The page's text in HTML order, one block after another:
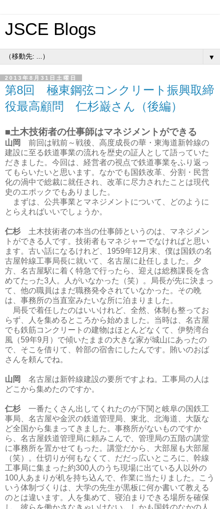
JSCE Blogs
▼
2013年8月31日土曜日
第8回 極東鋼弦コンクリート振興取締
役最高顧問 仁杉巌さん（後編）
■土木技術者の仕事師はマネジメントができる
山岡
前回は戦前～戦後、高度成長の華・東海道新幹線の
建設に至る鉄道事業の流れを歴史の証人として語っていた
だきました。今回は、経営者の視点で鉄道事業をふり返っ
てもらいたいと思います。なかでも国鉄改革、分割・民営
化の渦中で総裁に就任され、改革に尽力されたことは現代
史のエポックでもありました。
まずは、公共事業とマネジメントについて、どのように
とらえればいいでしょうか。
仁杉 土木技術者の本当の仕事師というのは、マネジメン
トができる人です。技術者もマネジャーでなければと思い
ます。古い話になるけれど、1959年12月末、僕は国鉄の名
古屋幹線工事局長に就いて、名古屋に赴任しました。夕
方、名古屋駅に着く特急で行ったら、迎えは総務課長を含
めてたった3人。人がいなかった（笑）。局長が先に決まっ
て、他の職員はまだ職務発令されていなかった。その晩
は、事務所の当直室みたいな所に泊まりました。
局長で着任したのはいいけれど、全然、体制も整ってお
らず、人を集めるところから始めました。当時は、名古屋
でも鉄筋コンクリートの建物はほとんどなくて、伊勢湾台
風（59年9月）で傾いたままの大きな家が城山にあったの
で、そこを借りて、幹部の宿舎にしたんです。賄いのおば
さんを頼んでね。
山岡
名古屋は新幹線建設の要所ですよね。工事局の人は
どこから集めたのですか。
仁杉 一番たくさん出してくれたのが下関と岐阜の国鉄工
事局、名古屋や金沢の鉄道管理局、東北、北海道、大阪な
ど全国から集まってきました。事務所がないものですか
ら、名古屋鉄道管理局に頼みこんで、管理局の五階の講堂
に事務所を置かせてもった。講堂だから、大部屋も大部屋
（笑）。仕切りが何もなくて、だだっ広いところに、幹線
工事局に集まった約300人のうち現場に出ている人以外の
100人あまりが机を持ち込んで、作業に当たりました。こう
いう体制づくりは、大学の先生が黒板に何か書いて教える
のとは違います。人を集めて、寝泊まりできる場所を確保
し、彼らを働かさなきゃいけない。しかも国鉄のなかの人